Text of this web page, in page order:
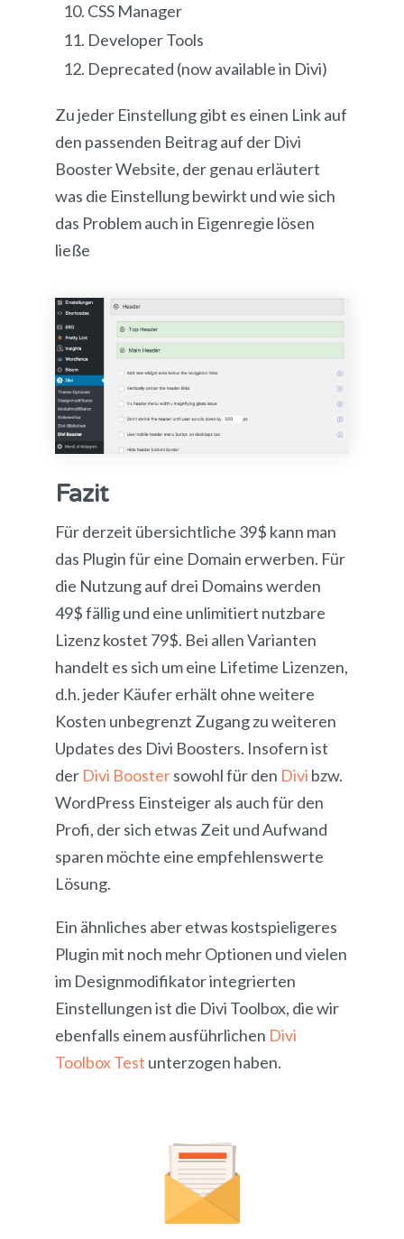
CSS Manager
Developer Tools
Deprecated (now available in Divi)
Zu jeder Einstellung gibt es einen Link auf
den passenden Beitrag auf der Divi
Booster Website, der genau erläutert
was die Einstellung bewirkt und wie sich
das Problem auch in Eigenregie lösen
ließe
Fazit
Für derzeit übersichtliche 39$ kann man
das Plugin für eine Domain erwerben. Für
die Nutzung auf drei Domains werden
49$ fällig und eine unlimitiert nutzbare
Lizenz kostet 79$. Bei allen Varianten
handelt es sich um eine Lifetime Lizenzen,
d.h. jeder Käufer erhält ohne weitere
Kosten unbegrenzt Zugang zu weiteren
Updates des Divi Boosters. Insofern ist
der Divi Boostersowohl für den Divi bzw.
WordPress Einsteiger als auch für den
Profi, der sich etwas Zeit und Aufwand
sparen möchte eine empfehlenswerte
Lösung.
Ein ähnliches aber etwas kostspieligeres
Plugin mit noch mehr Optionen und vielen
im Designmodifikator integrierten
Einstellungen ist die Divi Toolbox, die wir
ebenfalls einem ausführlichen Divi
Toolbox Test unterzogen haben.